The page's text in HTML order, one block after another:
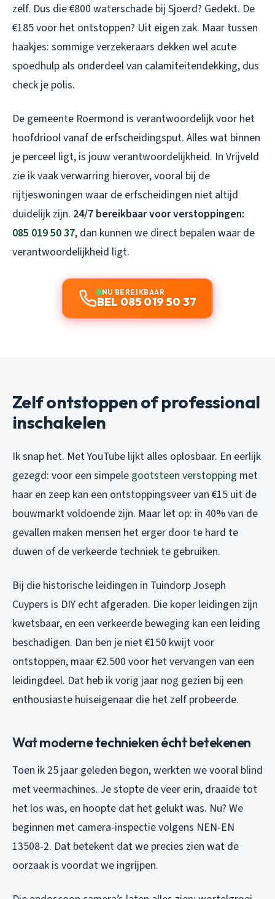
zelf. Dus die €800 waterschade bij Sjoerd? Gedekt. De
€185 voor het ontstoppen? Uit eigen zak. Maar tussen
haakjes: sommige verzekeraars dekken wel acute
spoedhulp als onderdeel van calamiteitendekking, dus
check je polis.
De gemeente Roermond is verantwoordelijk voor het
hoofdriool vanaf de erfscheidingsput. Alles wat binnen
je perceel ligt, is jouw verantwoordelijkheid. In Vrijveld
zie ik vaak verwarring hierover, vooral bij de
rijtjeswoningen waar de erfscheidingen niet altijd
duidelijk zijn. 24/7 bereikbaar voor verstoppingen:
085 019 50 37, dan kunnen we direct bepalen waar de
verantwoordelijkheid ligt.
NU BEREIKBAAR
BEL 085 019 50 37
Zelf ontstoppen of professional
inschakelen
Ik snap het. Met YouTube lijkt alles oplosbaar. En eerlijk
gezegd: voor een simpele gootsteen verstopping met
haar en zeep kan een ontstoppingsveer van €15 uit de
bouwmarkt voldoende zijn. Maar let op: in 40% van de
gevallen maken mensen het erger door te hard te
duwen of de verkeerde techniek te gebruiken.
Bij die historische leidingen in Tuindorp Joseph
Cuypers is DIY echt afgeraden. Die koper leidingen zijn
kwetsbaar, en een verkeerde beweging kan een leiding
beschadigen. Dan ben je niet €150 kwijt voor
ontstoppen, maar €2.500 voor het vervangen van een
leidingdeel. Dat heb ik vorig jaar nog gezien bij een
enthousiaste huiseigenaar die het zelf probeerde.
Wat moderne technieken écht betekenen
Toen ik 25 jaar geleden begon, werkten we vooral blind
met veermachines. Je stopte de veer erin, draaide tot
het los was, en hoopte dat het gelukt was. Nu? We
beginnen met camera-inspectie volgens NEN-EN
13508-2. Dat betekent dat we precies zien wat de
oorzaak is voordat we ingrijpen.